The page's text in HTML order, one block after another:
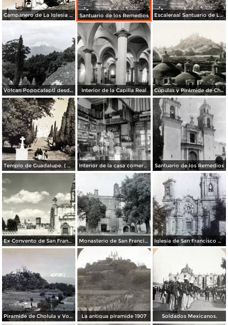
Campanero de La Iglesia de Cholula. ( Circulada el 21 de Noviembre de 1935 ). Santuario de los Remedios Escaleraal Santuario de Los Remedios
Volcan Popocateptl desde las cupulas de Cholula. Interior de la Capilla Real Cúpulas y Pirámide de Cholula
Templo de Guadalupe. ( Circulada el 23 de Julio de 1940 ). Interior de la casa comercial del Sr. A. E. Porras Santuario de los Remedios
Ex Convento de San Francisco Monasterio de San Francisco cerca de Cholula, por el fotógrafo T. Enami, de Yokohama, Japón (1934) Iglesia de San Francisco Acatepec Cholula Puebla.
Piramide de Cholula y Volcan Ixtaccihuatl. La antigua piramide 1907 Soldados Mexicanos.